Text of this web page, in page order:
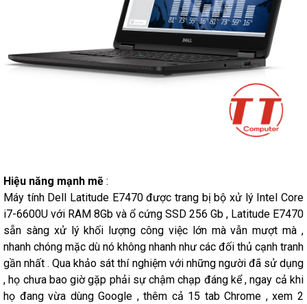
Hiệu năng mạnh mẽ :
Máy tính Dell Latitude E7470 được trang bị bộ xử lý Intel Core
i7-6600U với RAM 8Gb và ổ cứng SSD 256 Gb , Latitude E7470
sẵn sàng xử lý khối lượng công việc lớn mà vẫn mượt mà ,
nhanh chóng mặc dù nó không nhanh như các đối thủ cạnh tranh
gần nhất . Qua khảo sát thí nghiệm với những người đã sử dụng
, họ chưa bao giờ gặp phải sự chậm chạp đáng kể , ngay cả khi
họ đang vừa dùng Google , thêm cả 15 tab Chrome , xem 2